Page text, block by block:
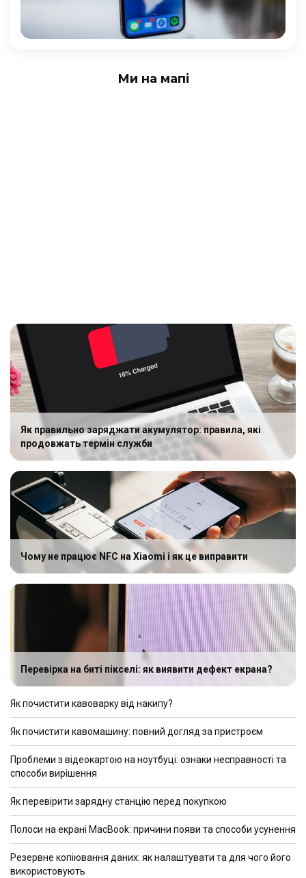
Ми на мапі
Як правильно заряджати акумулятор: правила, які
продовжать термін служби
Чому не працює NFC на Xiaomi і як це виправити
Перевірка на биті пікселі: як виявити дефект екрана?
Як почистити кавоварку від накипу?
Як почистити кавомашину: повний догляд за пристроєм
Проблеми з відеокартою на ноутбуці: ознаки несправності та
способи вирішення
Як перевірити зарядну станцію перед покупкою
Полоси на екрані MacBook: причини появи та способи усунення
Резервне копіювання даних: як налаштувати та для чого його
використовують